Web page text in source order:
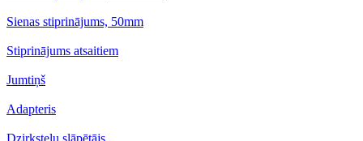
Sienas stiprinājums, 50mm
Stiprinājums atsaitiem
Jumtiņš
Adapteris
Dzirksteļu slāpētājs